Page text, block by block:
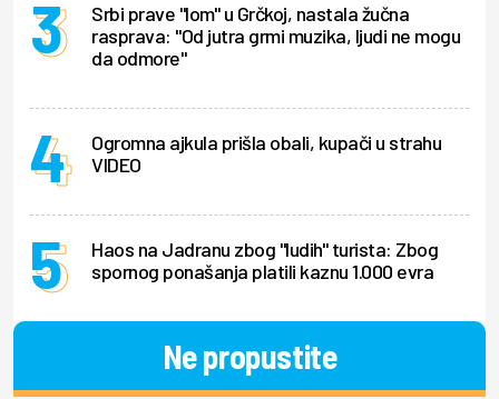
Srbi prave "lom" u Grčkoj, nastala žučna
rasprava: "Od jutra grmi muzika, ljudi ne mogu
da odmore"
Ogromna ajkula prišla obali, kupači u strahu
VIDEO
Haos na Jadranu zbog "ludih" turista: Zbog
spornog ponašanja platili kaznu 1.000 evra
Ne propustite